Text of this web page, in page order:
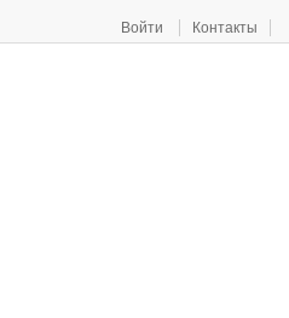
Войти Контакты